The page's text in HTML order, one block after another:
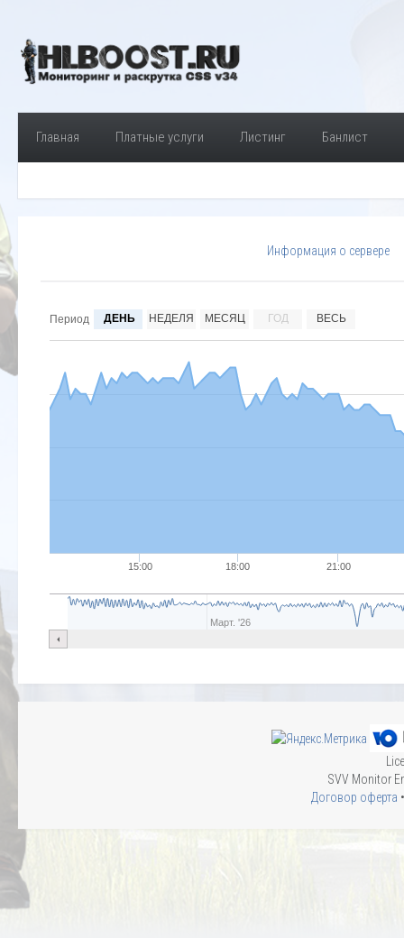
Главная Платные услуги Листинг Банлист
Информация о сервере
Период ДЕНЬ НЕДЕЛЯ МЕСЯЦ ГОД ВЕСЬ
15:00 18:00 21:00
Март. '26
SVV Monitor
Договор оферта